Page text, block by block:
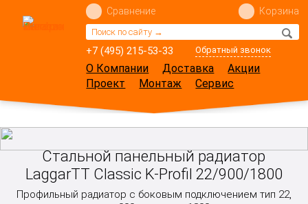
+7 (495) 215-53-33 Обратный звонок
Сравнение Корзина
О Компании Доставка
Акции
Проект
Монтаж Сервис
Стальной панельный радиатор
LaggarTT Classic K-Profil 22/900/1800
Профильный радиатор с боковым подключением тип 22,